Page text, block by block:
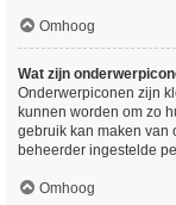
Omhoog
Wat zijn
Onderwerpiconen zijn
kunnen worden om zo
gebruik kan maken van
beheerder ingestelde
Omhoog